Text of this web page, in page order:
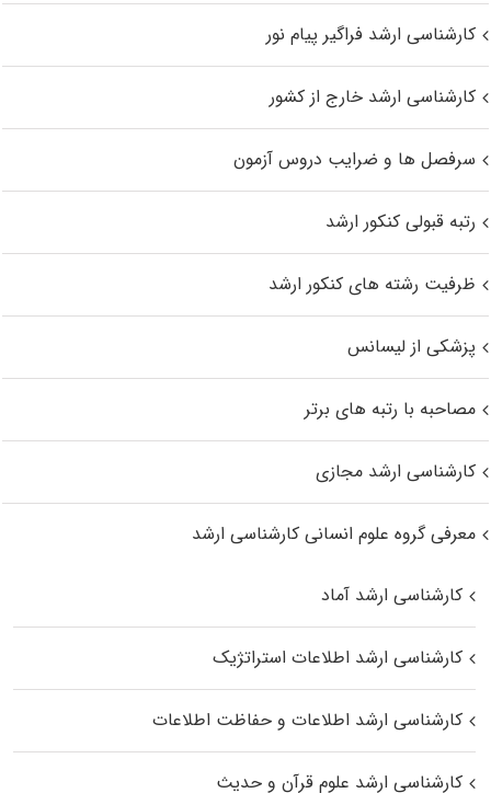
کارشناسی ارشد فراگیر پیام نور
کارشناسی ارشد خارج از کشور
سرفصل ها و ضرایب دروس آزمون
رتبه قبولی کنکور ارشد
ظرفیت رشته های کنکور ارشد
پزشکی از لیسانس
مصاحبه با رتبه های برتر
کارشناسی ارشد مجازی
معرفی گروه علوم انسانی کارشناسی ارشد
کارشناسی ارشد آماد
کارشناسی ارشد اطلاعات استراتژیک
کارشناسی ارشد اطلاعات و حفاظت اطلاعات
کارشناسی ارشد علوم قرآن و حدیث